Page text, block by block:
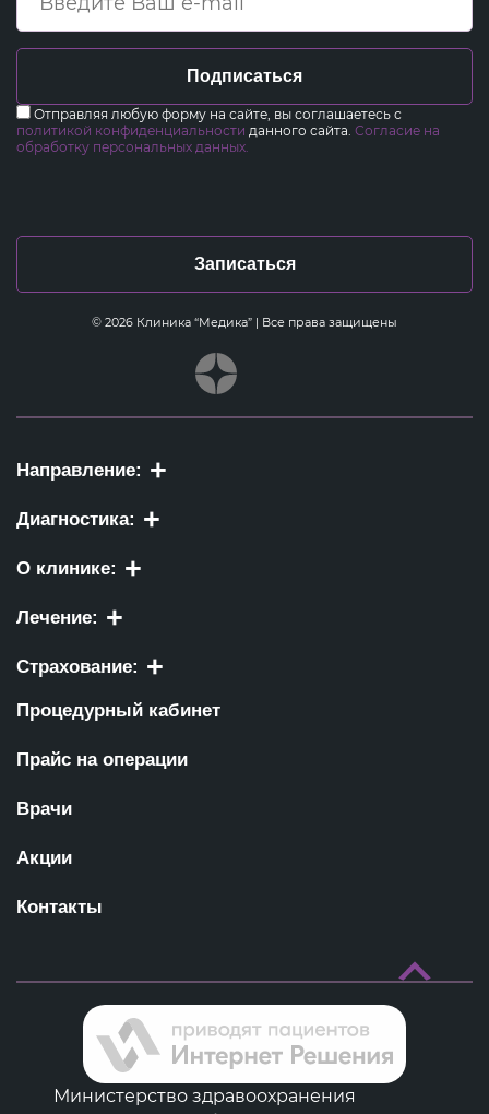
© 2026 Клиника “Медика” | Все права защищены
Записаться
Подписаться
Отправляя любую форму на сайте, вы соглашаетесь с
политикой конфиденциальности данного сайта. Согласие на
обработку персональных данных.
Направление:
Диагностика:
О клинике:
Лечение:
Страхование:
Процедурный кабинет
Прайс на операции
Врачи
Акции
Контакты
Министерство здравоохранения